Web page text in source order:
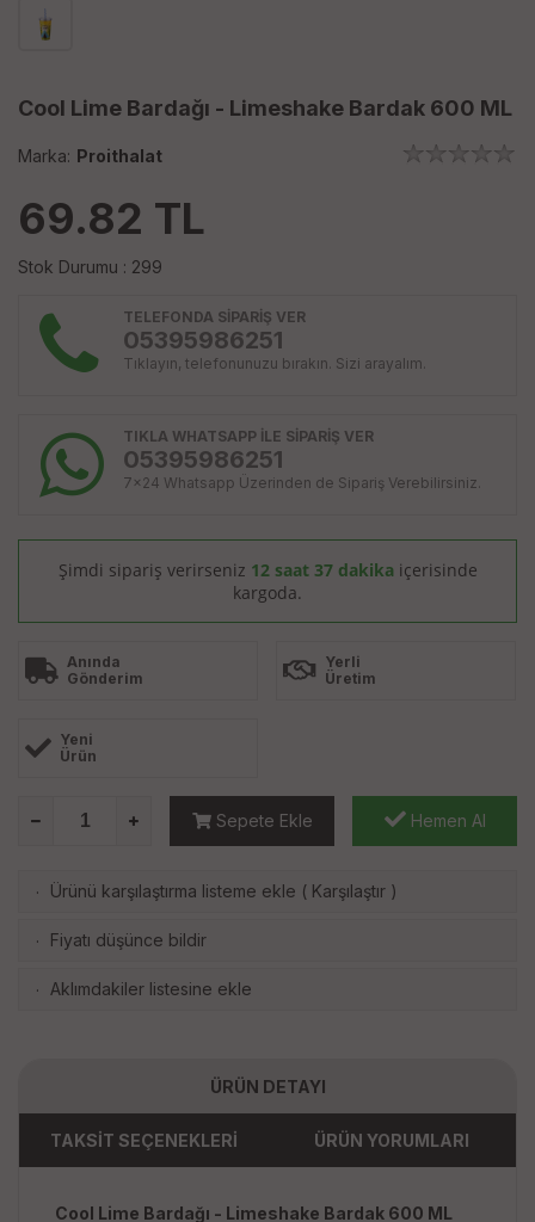
Cool Lime Bardağı - Limeshake Bardak 600 ML
Marka: Proithalat
69.82 TL
Stok Durumu : 299
TELEFONDA SİPARİŞ VER
05395986251
Tıklayın, telefonunuzu bırakın. Sizi arayalım.
TIKLA WHATSAPP İLE SİPARİŞ VER
05395986251
7x24 Whatsapp Üzerinden de Sipariş Verebilirsiniz.
Şimdi sipariş verirseniz 12 saat 37 dakika içerisinde
kargoda.
Anında
Gönderim
Yerli
Üretim
Yeni
Ürün
Sepete Ekle Hemen Al
· Ürünü karşılaştırma listeme ekle ( Karşılaştır )
· Fiyatı düşünce bildir
· Aklımdakiler listesine ekle
ÜRÜN DETAYI
TAKSİT SEÇENEKLERİ ÜRÜN YORUMLARI
Cool Lime Bardağı - Limeshake Bardak 600 ML